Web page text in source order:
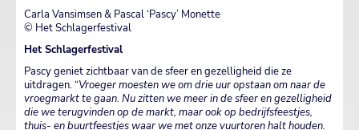
Carla Vansimsen & Pascal ‘Pascy’ Monette
© Het Schlagerfestival
Het Schlagerfestival
Pascy geniet zichtbaar van de sfeer en gezelligheid die ze
uitdragen. “Vroeger moesten we om drie uur opstaan om naar de
vroegmarkt te gaan. Nu zitten we meer in de sfeer en gezelligheid
die we terugvinden op de markt, maar ook op bedrijfsfeestjes,
thuis- en buurtfeestjes waar we met onze vuurtoren halt houden.